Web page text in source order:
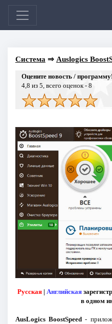
Система ⇒ Auslogics
Оцените новость / программу!
4,8 из 5, всего оценок - 8
Русская | Английская
в одном
AusLogics BoostSpeed -